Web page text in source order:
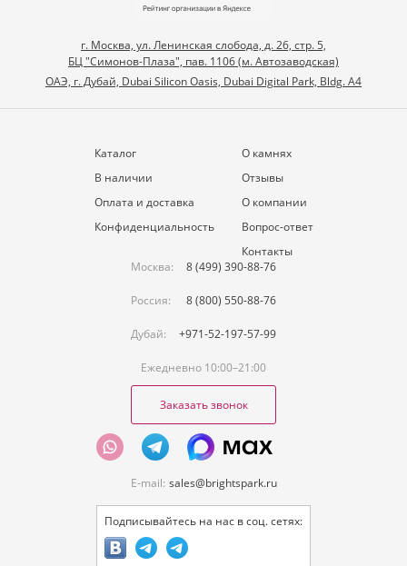
г. Москва, ул. Ленинская слобода, д. 26, стр. 5,
БЦ "Симонов-Плаза", пав. 1106 (м. Автозаводская)
ОАЭ, г. Дубай, Dubai Silicon Oasis, Dubai Digital Park, Bldg. A4
Каталог
В наличии
Оплата и доставка
Конфиденциальность
О камнях
Отзывы
О компании
Вопрос-ответ
Контакты
Москва:
8 (499) 390-88-76
Россия: 8 (800) 550-88-76
Дубай: +971-52-197-57-99
Ежедневно 10:00–21:00
Заказать звонок
E-mail: sales@brightspark.ru
Подписывайтесь на нас в соц. сетях: